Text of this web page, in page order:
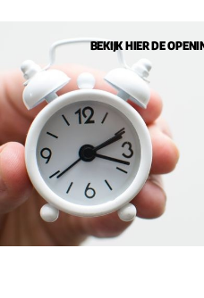
BEKIJK HIER DE